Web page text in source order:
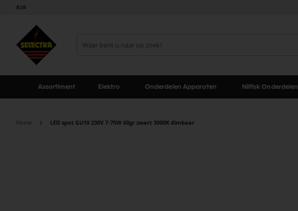
B2B
Assortiment Elektro Onderdelen Apparaten Nilfisk Onderdelen
Home LED spot GU10 230V 7-75W 60gr zwart 3000K dimbaar